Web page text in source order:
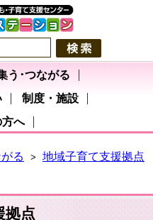
う･つながる
制度・施設
へ
る > 地域子育て支援拠点
拠点